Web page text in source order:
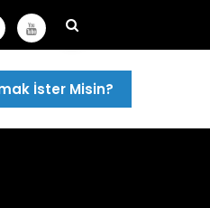
İster Misin?